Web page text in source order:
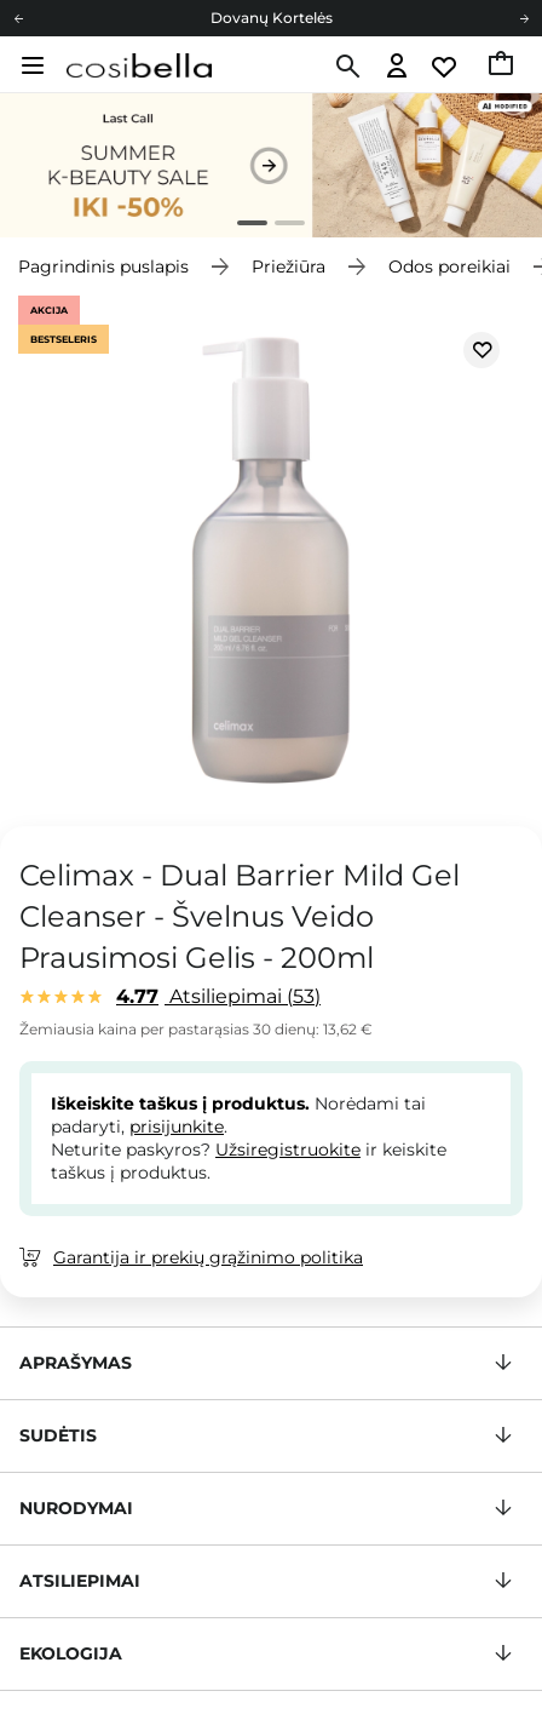
Dovanų Kortelės
Cosibella lojalumo programa
Dovanų Kortelės
Pagrindinis puslapis Priežiūra Odos poreikiai
AKCIJA
BESTSELERIS
Celimax - Dual Barrier Mild Gel
Cleanser - Švelnus Veido
Prausimosi Gelis - 200ml
4.77 Atsiliepimai 53
Žemiausia kaina per pastarąsias 30 dienų: 13,62 €
Iškeiskite taškus į produktus. Norėdami tai
padaryti, prisijunkite.
Neturite paskyros? Užsiregistruokite ir keiskite
taškus į produktus.
Garantija ir prekių grąžinimo politika
APRAŠYMAS
SUDĖTIS
NURODYMAI
ATSILIEPIMAI
EKOLOGIJA